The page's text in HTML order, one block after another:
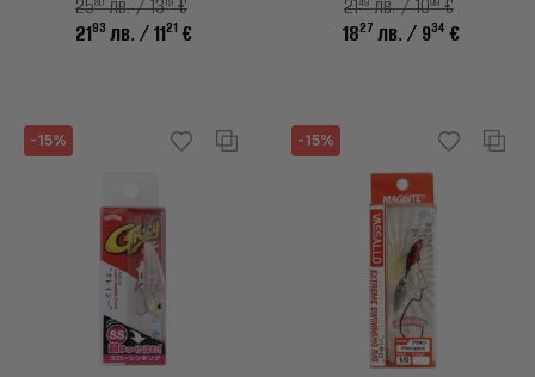
25 лв. / 13 €
2193 лв. / 1121 €
21 лв. / 10 €
1827 лв. / 934 €
-15% -15%